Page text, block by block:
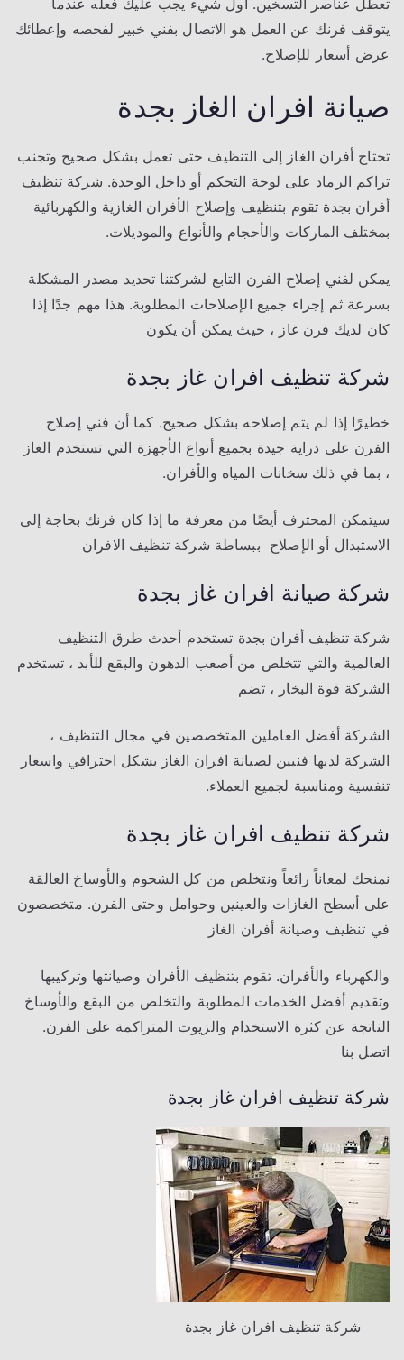
يتوقف فرنك عن العمل هو الاتصال بفني خبير لفحصه وإعطائك
عرض أسعار للإصلاح.
صيانة افران الغاز بجدة
تحتاج أفران الغاز إلى التنظيف حتى تعمل بشكل صحيح وتجنب
تراكم الرماد على لوحة التحكم أو داخل الوحدة. شركة تنظيف
أفران بجدة تقوم بتنظيف وإصلاح الأفران الغازية والكهربائية
بمختلف الماركات والأحجام والأنواع والموديلات.
يمكن لفني إصلاح الفرن التابع لشركتنا تحديد مصدر المشكلة
بسرعة ثم إجراء جميع الإصلاحات المطلوبة. هذا مهم جدًا إذا
كان لديك فرن غاز ، حيث يمكن أن يكون
شركة تنظيف افران غاز بجدة
خطيرًا إذا لم يتم إصلاحه بشكل صحيح. كما أن فني إصلاح
الفرن على دراية جيدة بجميع أنواع الأجهزة التي تستخدم الغاز
، بما في ذلك سخانات المياه والأفران.
سيتمكن المحترف أيضًا من معرفة ما إذا كان فرنك بحاجة إلى
الاستبدال أو الإصلاح ببساطة شركة تنظيف الافران
شركة صيانة افران غاز بجدة
شركة تنظيف أفران بجدة تستخدم أحدث طرق التنظيف
العالمية والتي تتخلص من أصعب الدهون والبقع للأبد ، تستخدم
الشركة قوة البخار ، تضم
الشركة أفضل العاملين المتخصصين في مجال التنظيف ،
الشركة لديها فنيين لصيانة افران الغاز بشكل احترافي واسعار
تنفسية ومناسبة لجميع العملاء.
شركة تنظيف افران غاز بجدة
نمنحك لمعاناً رائعاً ونتخلص من كل الشحوم والأوساخ العالقة
على أسطح الغازات والعينين وحوامل وحتى الفرن. متخصصون
في تنظيف وصيانة أفران الغاز
والكهرباء والأفران. تقوم بتنظيف الأفران وصيانتها وتركيبها
وتقديم أفضل الخدمات المطلوبة والتخلص من البقع والأوساخ
الناتجة عن كثرة الاستخدام والزيوت المتراكمة على الفرن.
اتصل بنا
شركة تنظيف افران غاز بجدة
شركة تنظيف افران غاز بجدة